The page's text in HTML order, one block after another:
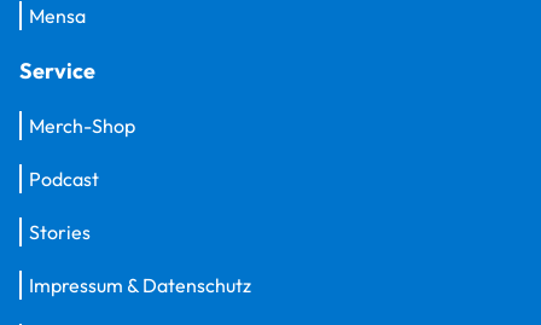
Mensa
Service
Merch-Shop
Podcast
Stories
Impressum & Datenschutz